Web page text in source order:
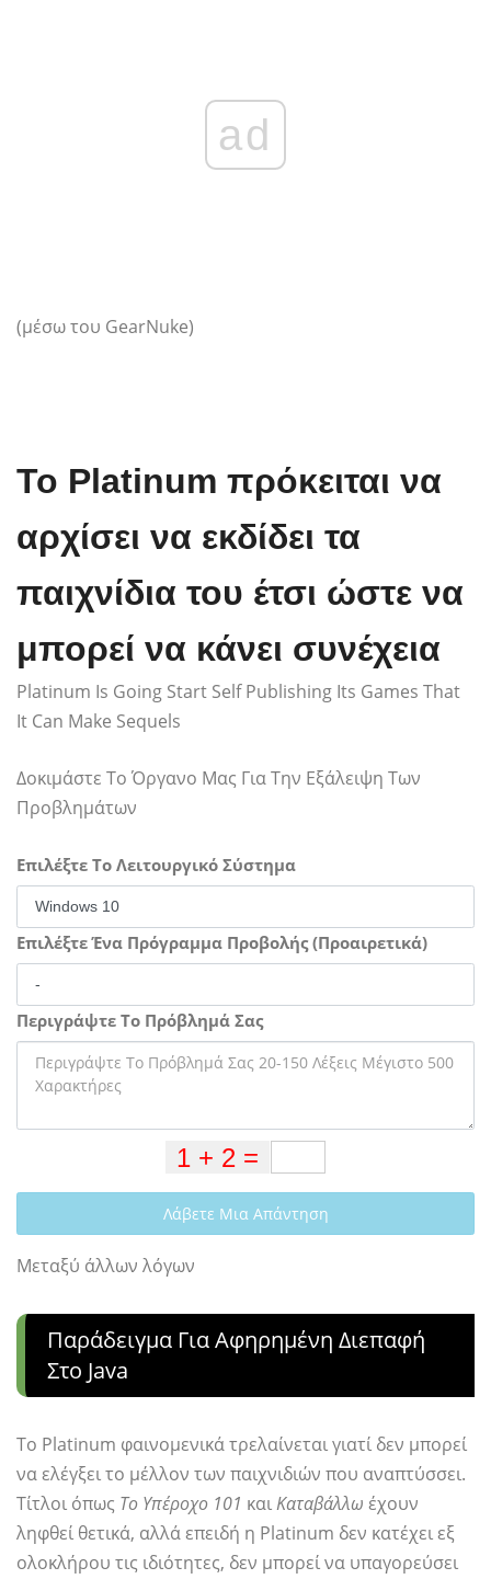
ad
(μέσω του GearNuke)
Το Platinum πρόκειται να
αρχίσει να εκδίδει τα
παιχνίδια του έτσι ώστε να
μπορεί να κάνει συνέχεια
Platinum Is Going Start Self Publishing Its Games That
It Can Make Sequels
Δοκιμάστε Το Όργανο Μας Για Την Εξάλειψη Των
Προβλημάτων
Επιλέξτε Το Λειτουργικό Σύστημα
Επιλέξτε Ένα Πρόγραμμα Προβολής (Προαιρετικά)
Περιγράψτε Το Πρόβλημά Σας
Λάβετε Μια Απάντηση
Μεταξύ άλλων λόγων
Παράδειγμα Για Αφηρημένη Διεπαφή
Στο Java
Το Platinum φαινομενικά τρελαίνεται γιατί δεν μπορεί
να ελέγξει το μέλλον των παιχνιδιών που αναπτύσσει.
Τίτλοι όπως Το Υπέροχο 101 καιΚαταβάλλω έχουν
ληφθεί θετικά, αλλά επειδή η Platinum δεν κατέχει εξ
ολοκλήρου τις ιδιότητες, δεν μπορεί να υπαγορεύσει